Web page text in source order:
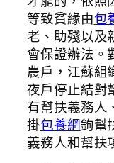
等致貧緣由包
老、助殘以及
會保證辦法。
農戶，江蘇組
夜戶停止結對
有幫扶義務人
掛包養網鉤幫
義務人和幫扶